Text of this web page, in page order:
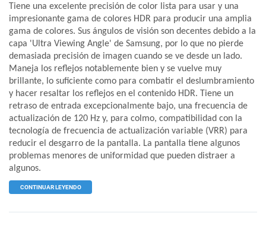
Tiene una excelente precisión de color lista para usar y una
impresionante gama de colores HDR para producir una amplia
gama de colores. Sus ángulos de visión son decentes debido a la
capa 'Ultra Viewing Angle' de Samsung, por lo que no pierde
demasiada precisión de imagen cuando se ve desde un lado.
Maneja los reflejos notablemente bien y se vuelve muy
brillante, lo suficiente como para combatir el deslumbramiento
y hacer resaltar los reflejos en el contenido HDR. Tiene un
retraso de entrada excepcionalmente bajo, una frecuencia de
actualización de 120 Hz y, para colmo, compatibilidad con la
tecnología de frecuencia de actualización variable (VRR) para
reducir el desgarro de la pantalla. La pantalla tiene algunos
problemas menores de uniformidad que pueden distraer a
algunos.
CONTINUAR LEYENDO